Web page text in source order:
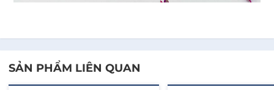
SẢN PHẨM LIÊN QUAN